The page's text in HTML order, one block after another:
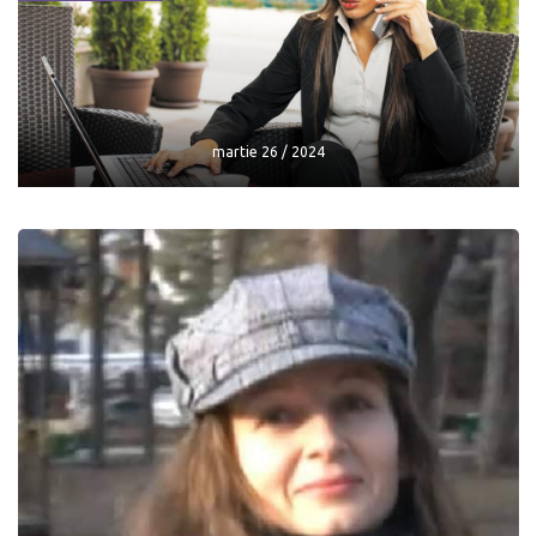
Cât va costa euro în weekend - curs
valutar
mai 24 / 2024
martie 26 / 2024
martie 26 / 2024